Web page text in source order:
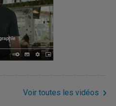
Voir toutes les vidéos